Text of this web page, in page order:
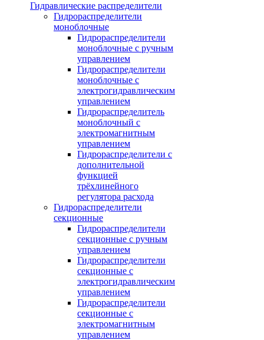
Гидравлические распределители
Гидрораспределители
моноблочные
Гидрораспределители
моноблочные с ручным
управлением
Гидрораспределители
моноблочные с
электрогидравлическим
управлением
Гидрораспределитель
моноблочный с
электромагнитным
управлением
Гидрораспределители с
дополнительной
функцией
трёхлинейного
регулятора расхода
Гидрораспределители
секционные
Гидрораспределители
секционные с ручным
управлением
Гидрораспределители
секционные с
электрогидравлическим
управлением
Гидрораспределители
секционные с
электромагнитным
управлением